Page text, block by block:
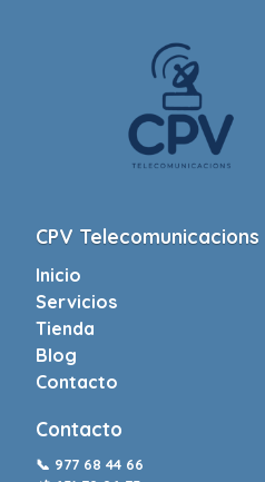
CPV Telecomunicacions
Inicio
Servicios
Tienda
Blog
Contacto
Contacto
📞 977 68 44 66